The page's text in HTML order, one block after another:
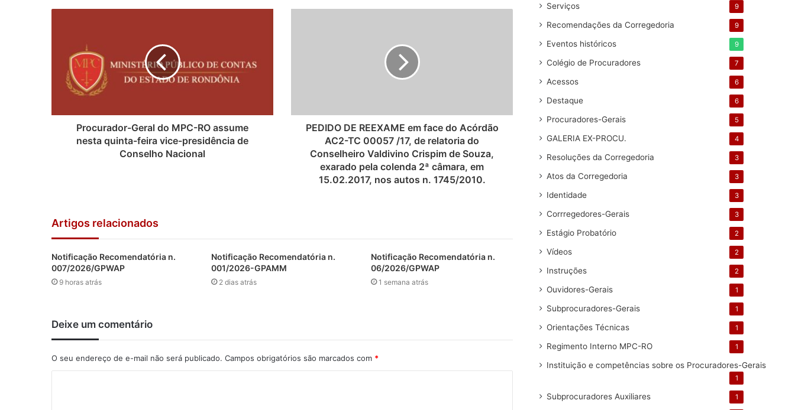
Procurador-Geral do MPC-RO assume
nesta quinta-feira vice-presidência de
Conselho Nacional
PEDIDO DE REEXAME em face do Acórdão
AC2-TC 00057 /17, de relatoria do
Conselheiro Valdivino Crispim de Souza,
exarado pela colenda 2ª câmara, em
15.02.2017, nos autos n. 1745/2010.
Artigos relacionados
Notificação Recomendatória n.
007/2026/GPWAP
9 horas atrás
Notificação Recomendatória n.
001/2026-GPAMM
2 dias atrás
Notificação Recomendatória n.
06/2026/GPWAP
1 semana atrás
Deixe um comentário
O seu endereço de e-mail não será publicado. Campos obrigatórios são marcados com *
Serviços 9
Recomendações da Corregedoria 9
Eventos históricos 9
Colégio de Procuradores 7
Acessos 6
Destaque 6
Procuradores-Gerais 5
GALERIA EX-PROCU. 4
Resoluções da Corregedoria 3
Atos da Corregedoria 3
Identidade 3
Corrregedores-Gerais 3
Estágio Probatório 2
Vídeos 2
Instruções 2
Ouvidores-Gerais 1
Subprocuradores-Gerais 1
Orientações Técnicas 1
Regimento Interno MPC-RO 1
Instituição e competências sobre os Procuradores-Gerais
1
Subprocuradores Auxiliares 1